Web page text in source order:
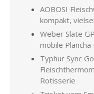
AOBOSI
kompakt,
Weber Slate
mobile Plancha
Typhur Sync
Rotisserie